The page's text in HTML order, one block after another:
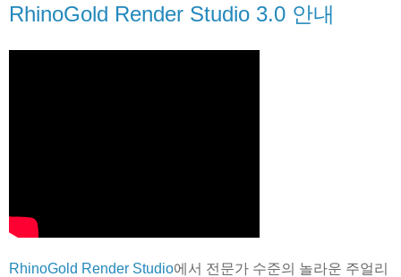
RhinoGold Render Studio 3.0 안내
RhinoGold Render Studio에서 전문가 수준의 놀라운 주얼리